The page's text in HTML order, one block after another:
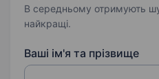
В середньому отримують
найкращі.
Ваші ім'я та прізвище